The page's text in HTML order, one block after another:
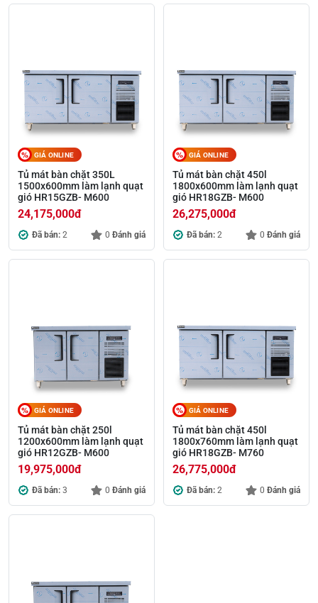
GIÁ ONLINE
Tủ mát bàn chặt 350L
1500x600mm làm lạnh quạt
gió HR15GZB- M600
24,175,000đ
Đã bán: 2 0 Đánh giá
GIÁ ONLINE
Tủ mát bàn chặt 450l
1800x600mm làm lạnh quạt
gió HR18GZB- M600
26,275,000đ
Đã bán: 2 0 Đánh giá
GIÁ ONLINE
Tủ mát bàn chặt 250l
1200x600mm làm lạnh quạt
gió HR12GZB- M600
19,975,000đ
Đã bán: 3 0 Đánh giá
GIÁ ONLINE
Tủ mát bàn chặt 450l
1800x760mm làm lạnh quạt
gió HR18GZB- M760
26,775,000đ
Đã bán: 2 0 Đánh giá